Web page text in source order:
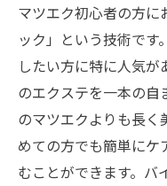
恵比寿の魅
バインドロック
徹底解説
それぞれの
バインドロ
び方ガイド
マツエク初心者の方に
ック」という技術で
したい方に特に人気
のエクステを一本の
のマツエクよりも長く
めての方でも簡単にケ
むことができます。バ